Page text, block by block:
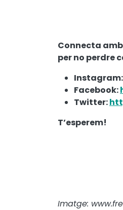
Connecta
per no perdre
Instagram:
Facebook:
Twitter:
T’esperem!
Imatge: